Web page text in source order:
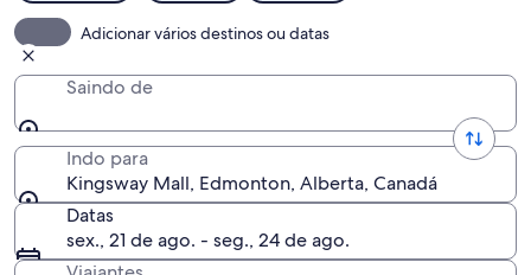
Adicionar vários destinos ou datas
Saindo de
Indo para
Kingsway Mall, Edmonton, Alberta, Canadá
Datas
sex., 21 de ago. - seg., 24 de ago.